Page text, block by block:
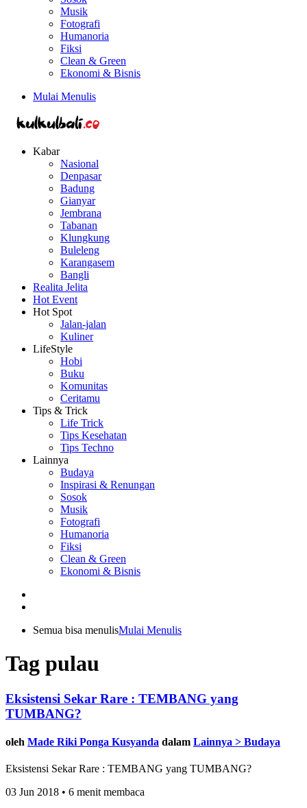
Musik
Fotografi
Humanoria
Fiksi
Clean & Green
Ekonomi & Bisnis
Mulai Menulis
Kabar
Nasional
Denpasar
Badung
Gianyar
Jembrana
Tabanan
Klungkung
Buleleng
Karangasem
Bangli
Realita Jelita
Hot Event
Hot Spot
Jalan-jalan
Kuliner
LifeStyle
Hobi
Buku
Komunitas
Ceritamu
Tips & Trick
Life Trick
Tips Kesehatan
Tips Techno
Lainnya
Budaya
Inspirasi & Renungan
Sosok
Musik
Fotografi
Humanoria
Fiksi
Clean & Green
Ekonomi & Bisnis
Semua bisa menulisMulai Menulis
Tag pulau
Eksistensi Sekar Rare : TEMBANG yang
TUMBANG?
oleh Made Riki Ponga Kusyanda dalam Lainnya > Budaya
Eksistensi Sekar Rare : TEMBANG yang TUMBANG?
03 Jun 2018 • 6 menit membaca